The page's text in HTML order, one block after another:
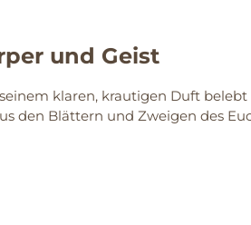
und Geist
klaren, krautigen Duft
den Blättern und Zweigen des